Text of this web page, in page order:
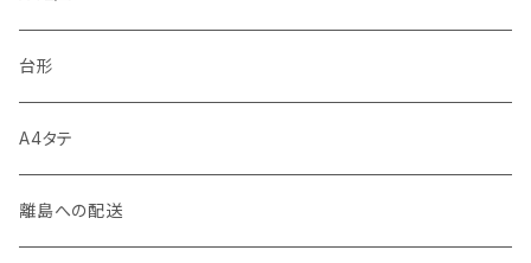
台形
A4タテ
離島への配送